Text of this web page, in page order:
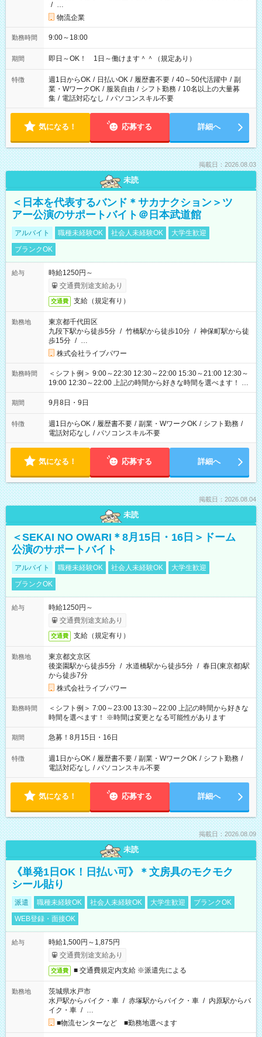
/ …
物流企業
勤務時間 9:00～18:00
期間 即日～OK！ 1日～働けます＾＾（規定あり）
特徴 週1日からOK / 日払いOK / 履歴書不要 / 40～50代活躍中 / 副
業・WワークOK / 服装自由 / シフト勤務 / 10名以上の大量募
集 / 電話対応なし / パソコンスキル不要
気になる！ 応募する 詳細へ
掲載日：2026.08.03
未読
＜日本を代表するバンド＊サカナクション＞ツ
アー公演のサポートバイト＠日本武道館
アルバイト 職種未経験OK 社会人未経験OK
大学生歓迎
ブランクOK
給与
時給1250円～
交通費別途支給あり
交通費 支給（規定有り）
勤務地
東京都千代田区
九段下駅から徒歩5分 / 竹橋駅から徒歩10分 / 神保町駅から徒
歩15分 / …
株式会社ライブパワー
勤務時間
＜シフト例＞ 9:00～22:30 12:30～22:00 15:30～21:00 12:30～
19:00 12:30～22:00 上記の時間から好きな時間を選べます！ ※
時間は変更となる可能性があります
期間 9月8日・9日
特徴 週1日からOK / 履歴書不要 / 副業・WワークOK / シフト勤務 /
電話対応なし / パソコンスキル不要
気になる！ 応募する 詳細へ
掲載日：2026.08.04
未読
＜SEKAI NO OWARI＊8月15日・16日＞ドーム
公演のサポートバイト
アルバイト 職種未経験OK 社会人未経験OK
大学生歓迎
ブランクOK
給与
時給1250円～
交通費別途支給あり
交通費 支給（規定有り）
勤務地
東京都文京区
後楽園駅から徒歩5分 / 水道橋駅から徒歩5分 / 春日(東京都)駅
から徒歩7分
株式会社ライブパワー
勤務時間
＜シフト例＞ 7:00～23:00 13:30～22:00 上記の時間から好きな
時間を選べます！ ※時間は変更となる可能性があります
期間 急募！8月15日・16日
特徴 週1日からOK / 履歴書不要 / 副業・WワークOK / シフト勤務 /
電話対応なし / パソコンスキル不要
気になる！ 応募する 詳細へ
掲載日：2026.08.09
未読
《単発1日OK！日払い可》＊文房具のモクモク
シール貼り
派遣 職種未経験OK 社会人未経験OK 大学生歓迎
ブランクOK
WEB登録・面接OK
給与
時給1,500円～1,875円
交通費別途支給あり
交通費 ■ 交通費規定内支給 ※派遣先による
勤務地
茨城県水戸市
水戸駅からバイク・車 / 赤塚駅からバイク・車 / 内原駅からバ
イク・車 / …
■物流センターなど ■勤務地選べます